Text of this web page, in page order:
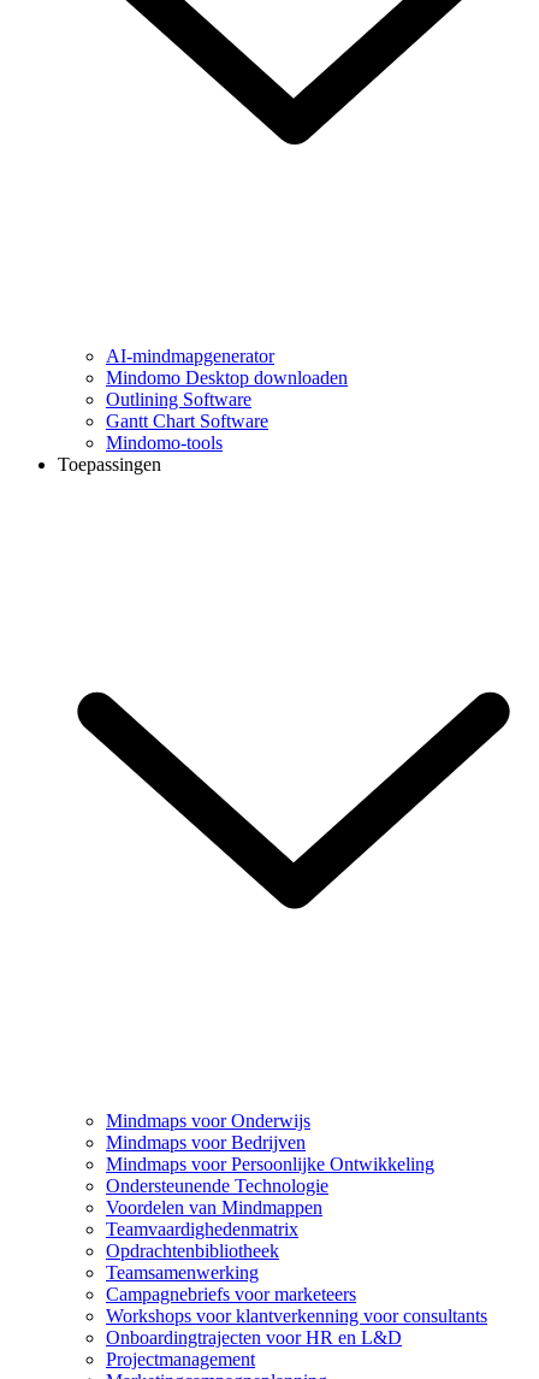
AI-mindmapgenerator
Mindomo Desktop downloaden
Outlining Software
Gantt Chart Software
Mindomo-tools
Toepassingen
Mindmaps voor Onderwijs
Mindmaps voor Bedrijven
Mindmaps voor Persoonlijke Ontwikkeling
Ondersteunende Technologie
Voordelen van Mindmappen
Teamvaardighedenmatrix
Opdrachtenbibliotheek
Teamsamenwerking
Campagnebriefs voor marketeers
Workshops voor klantverkenning voor consultants
Onboardingtrajecten voor HR en L&D
Projectmanagement